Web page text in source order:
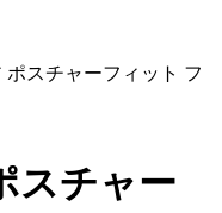
ポスチャーフィット フ
スチャー